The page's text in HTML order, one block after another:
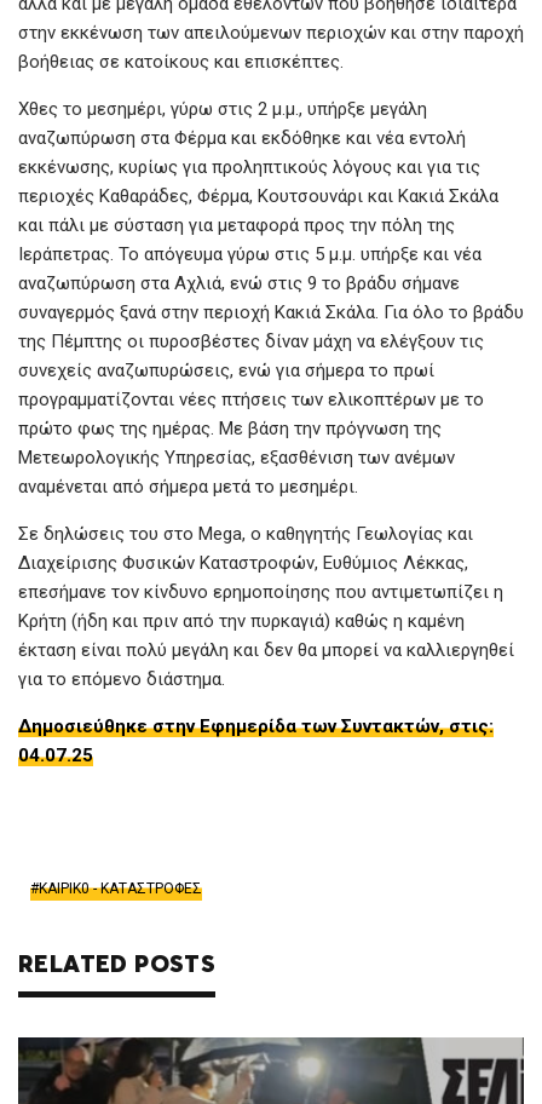
στην εκκένωση των απειλούμενων περιοχών και στην παροχή
βοήθειας σε κατοίκους και επισκέπτες.
Xθες το μεσημέρι, γύρω στις 2 μ.μ., υπήρξε μεγάλη
αναζωπύρωση στα Φέρμα και εκδόθηκε και νέα εντολή
εκκένωσης, κυρίως για προληπτικούς λόγους και για τις
περιοχές Καθαράδες, Φέρμα, Κουτσουνάρι και Κακιά Σκάλα
και πάλι με σύσταση για μεταφορά προς την πόλη της
Ιεράπετρας. Το απόγευμα γύρω στις 5 μ.μ. υπήρξε και νέα
αναζωπύρωση στα Αχλιά, ενώ στις 9 το βράδυ σήμανε
συναγερμός ξανά στην περιοχή Κακιά Σκάλα. Για όλο το βράδυ
της Πέμπτης οι πυροσβέστες δίναν μάχη να ελέγξουν τις
συνεχείς αναζωπυρώσεις, ενώ για σήμερα το πρωί
προγραμματίζονται νέες πτήσεις των ελικοπτέρων με το
πρώτο φως της ημέρας. Με βάση την πρόγνωση της
Μετεωρολογικής Υπηρεσίας, εξασθένιση των ανέμων
αναμένεται από σήμερα μετά το μεσημέρι.
Σε δηλώσεις του στο Mega, ο καθηγητής Γεωλογίας και
Διαχείρισης Φυσικών Καταστροφών, Ευθύμιος Λέκκας,
επεσήμανε τον κίνδυνο ερημοποίησης που αντιμετωπίζει η
Κρήτη (ήδη και πριν από την πυρκαγιά) καθώς η καμένη
έκταση είναι πολύ μεγάλη και δεν θα μπορεί να καλλιεργηθεί
για το επόμενο διάστημα.
Δημοσιεύθηκε στην Εφημερίδα των Συντακτών, στις:
04.07.25
ΚΑΙΡΙΚ0 - ΚΑΤΑΣΤΡΟΦΕΣ
RELATED POSTS